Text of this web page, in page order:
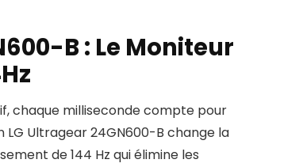
B : Le Moniteur
chaque milliseconde compte pour
Ultragear 24GN600-B change la
de 144 Hz qui élimine les